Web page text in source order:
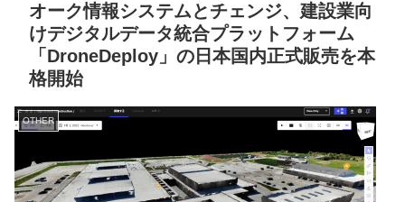
オーク情報システムとチェンジ、建設業向
けデジタルデータ統合プラットフォーム
「DroneDeploy」の日本国内正式販売を本
格開始
OTHER